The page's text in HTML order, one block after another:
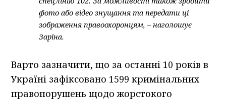
фото або відео знущання та передати ці
зображення правоохоронцям, – наголошує
Заріна.
Варто зазначити, що за останні 10 років в
Україні зафіксовано 1599 кримінальних
правопорушень щодо жорстокого